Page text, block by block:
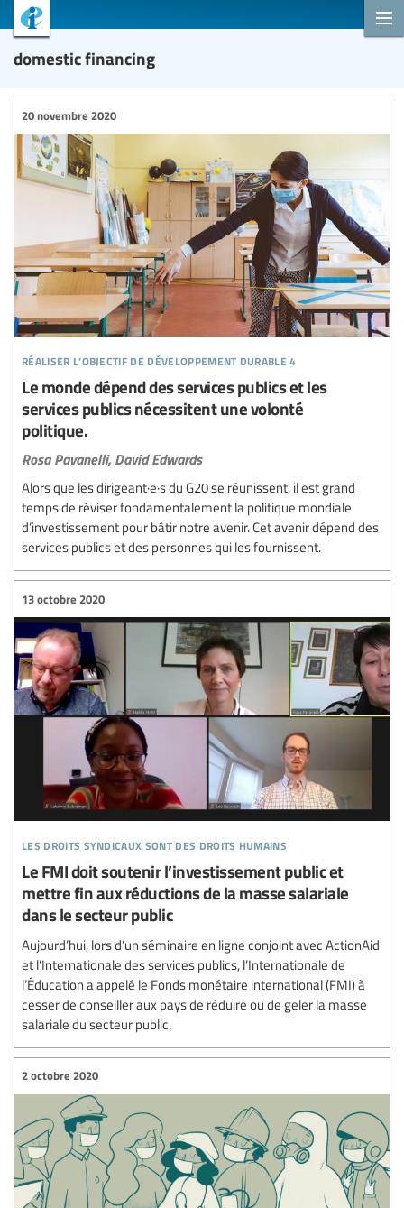
domestic financing
réaliser l’objectif de développement durable 4
20 novembre 2020
Le monde dépend des services publics et les
services publics nécessitent une volonté
politique.
Rosa Pavanelli, David Edwards
Alors que les dirigeant·e·s du G20 se réunissent, il est grand
temps de réviser fondamentalement la politique mondiale
d’investissement pour bâtir notre avenir. Cet avenir dépend des
services publics et des personnes qui les fournissent.
les droits syndicaux sont des droits humains
13 octobre 2020
Le FMI doit soutenir l’investissement public et
mettre fin aux réductions de la masse salariale
dans le secteur public
Aujourd’hui, lors d’un séminaire en ligne conjoint avec ActionAid
et l’Internationale des services publics, l’Internationale de
l’Éducation a appelé le Fonds monétaire international (FMI) à
cesser de conseiller aux pays de réduire ou de geler la masse
salariale du secteur public.
2 octobre 2020